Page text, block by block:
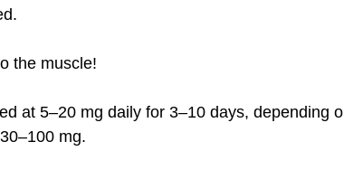
the muscle!
at 5–20 mg daily for 3–10 days, depending
mg.